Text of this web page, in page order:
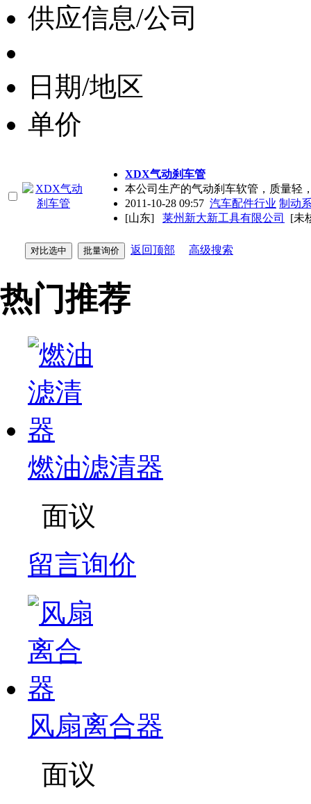
供应信息/公司
日期/地区
单价
XDX气动刹车管
本公司生产的气动刹车软管，质量轻
2011-10-28 09:57 汽车配件行业 制动
[山东]
莱州新大新工具有限公司 [未
返回顶部 高级搜索
热门推荐
燃油滤清器
面议
留言询价
风扇离合器
面议